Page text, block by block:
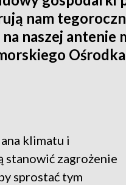
nam
naszej antenie
klimatu i
stanowić zagrożenie
sprostać tym